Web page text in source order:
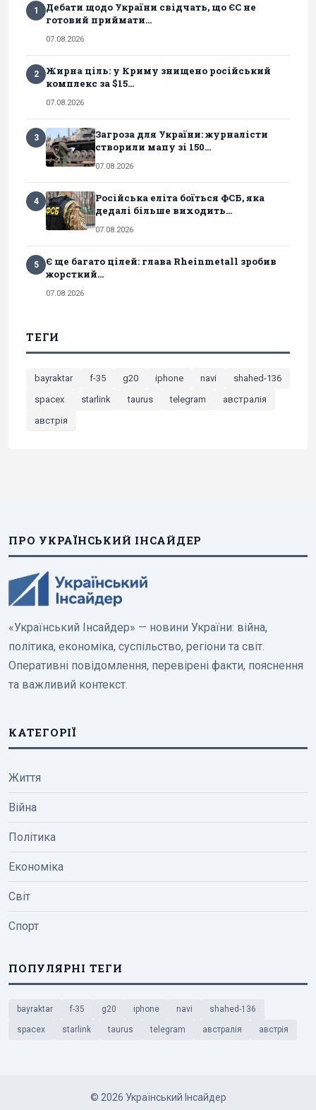
1
Дебати щодо України свідчать, що ЄС не
готовий приймати...
07.08.2026
2
Жирна ціль: у Криму знищено російський
комплекс за $15...
07.08.2026
3
Загроза для України: журналісти
створили мапу зі 150...
07.08.2026
4
Російська еліта боїться ФСБ, яка
дедалі більше виходить...
07.08.2026
5
Є ще багато цілей: глава Rheinmetall зробив
жорсткий...
07.08.2026
ТЕГИ
bayraktar f-35 g20 iphone navi
shahed-136
spacex
starlink taurus telegram
австралія
австрія
ПРО УКРАЇНСЬКИЙ ІНСАЙДЕР
«Український Інсайдер» — новини України: війна,
політика, економіка, суспільство, регіони та світ.
Оперативні повідомлення, перевірені факти, пояснення
та важливий контекст.
КАТЕГОРІЇ
Життя
Війна
Політика
Економіка
Світ
Спорт
ПОПУЛЯРНІ ТЕГИ
bayraktar f-35 g20 iphone navi shahed-136
spacex starlink taurus telegram австралія австрія
© 2026 Український Інсайдер